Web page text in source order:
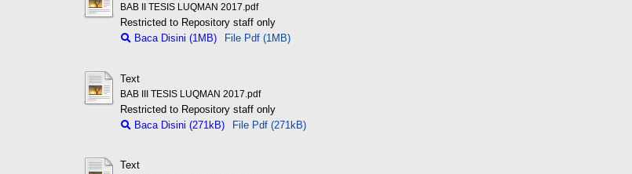
BAB II TESIS LUQMAN 2017.pdf
Restricted to Repository staff only
Baca Disini (1MB)
File Pdf (1MB)
Text
BAB III TESIS LUQMAN 2017.pdf
Restricted to Repository staff only
Baca Disini (271kB)
File Pdf (271kB)
Text